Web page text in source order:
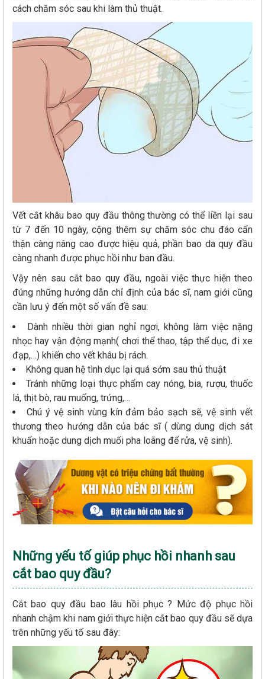
cách chăm sóc sau khi làm thủ thuật.
Vết cắt khâu bao quy đầu thông thường có thể liền lại sau
từ 7 đến 10 ngày, cộng thêm sự chăm sóc chu đáo cẩn
thận càng nâng cao được hiệu quả, phần bao da quy đầu
càng nhanh được phục hồi như ban đầu.
Vậy nên sau cắt bao quy đầu, ngoài việc thực hiện theo
đúng những hướng dẫn chỉ định của bác sĩ, nam giới cũng
cần lưu ý đến một số vấn đề sau:
Dành nhiều thời gian nghỉ ngơi, không làm việc nặng
nhọc hay vận động mạnh( chơi thể thao, tập thể dục, đi xe
đạp,…) khiến cho vết khâu bị rách.
Không quan hệ tình dục lại quá sớm sau thủ thuật
Tránh những loại thực phẩm cay nóng, bia, rượu, thuốc
lá, thịt bò, rau muống, trứng,…
Chú ý vệ sinh vùng kín đảm bảo sạch sẽ, vệ sinh vết
thương theo hướng dẫn của bác sĩ ( dùng dung dịch sát
khuẩn hoặc dung dịch muối pha loãng để rửa, vệ sinh).
Những yếu tố giúp phục hồi nhanh sau
cắt bao quy đầu?
Cắt bao quy đầu bao lâu hồi phục ? Mức độ phục hồi
nhanh chậm khi nam giới thực hiện cắt bao quy đầu sẽ dựa
trên những yếu tố sau đây: